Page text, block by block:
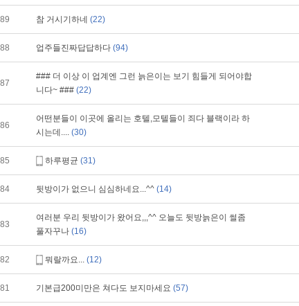
참 거시기하네 (22)
업주들진짜답답하다 (94)
### 더 이상 이 업계엔 그런 늙은이는 보기 힘들게 되어야합
니다~ ### (22)
어떤분들이 이곳에 올리는 호텔,모텔들이 죄다 블랙이라 하
시는데.... (30)
하루평균 (31)
뒷방이가 없으니 심심하네요...^^ (14)
여러분 우리 뒷방이가 왔어요,,,^^ 오늘도 뒷방늙은이 썰좀
풀자꾸나 (16)
뭐랄까요... (12)
기본급200미만은 쳐다도 보지마세요 (57)